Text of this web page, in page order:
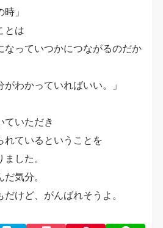
」
とは
なっていつかにつながるのだか
わかっていればいい。」
ていただき
れているということを
した。
気分。
けど、がんばれそうよ。